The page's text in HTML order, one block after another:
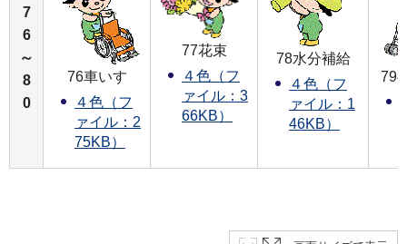
7
6
～
8
0
76車いす
４色（フ
ァイル：2
75KB）
77花束
４色（フ
ァイル：3
66KB）
78水分補給
４色（フ
ァイル：1
46KB）
79